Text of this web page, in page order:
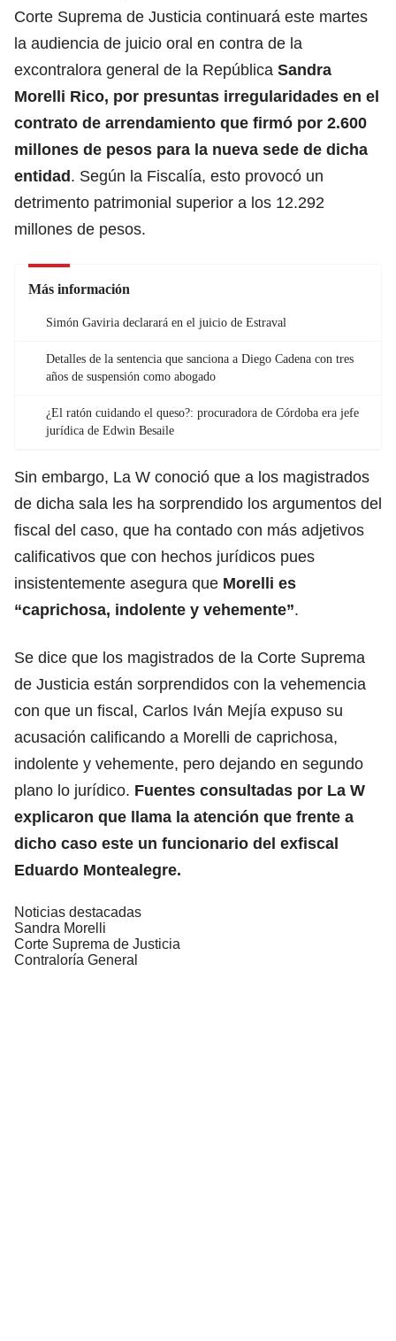
Corte Suprema de Justicia continuará este martes
la audiencia de juicio oral en contra de la
excontralora general de la República Sandra
Morelli Rico, por presuntas irregularidades en el
contrato de arrendamiento que firmó por 2.600
millones de pesos para la nueva sede de dicha
entidad. Según la Fiscalía, esto provocó un
detrimento patrimonial superior a los 12.292
millones de pesos.
Más información
Simón Gaviria declarará en el juicio de Estraval
Detalles de la sentencia que sanciona a Diego Cadena con tres
años de suspensión como abogado
¿El ratón cuidando el queso?: procuradora de Córdoba era jefe
jurídica de Edwin Besaile
Sin embargo, La W conoció que a los magistrados
de dicha sala les ha sorprendido los argumentos del
fiscal del caso, que ha contado con más adjetivos
calificativos que con hechos jurídicos pues
insistentemente asegura que Morelli es
“caprichosa, indolente y vehemente”.
Se dice que los magistrados de la Corte Suprema
de Justicia están sorprendidos con la vehemencia
con que un fiscal, Carlos Iván Mejía expuso su
acusación calificando a Morelli de caprichosa,
indolente y vehemente, pero dejando en segundo
plano lo jurídico. Fuentes consultadas por La W
explicaron que llama la atención que frente a
dicho caso este un funcionario del exfiscal
Eduardo Montealegre.
Noticias destacadas
Sandra Morelli
Corte Suprema de Justicia
Contraloría General